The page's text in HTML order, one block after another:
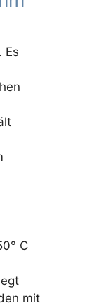
Es
C
mit